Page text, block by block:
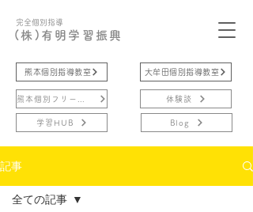
完全個別指導
(株)有明学習振興
熊本個別指導教室
学習HUB
大牟田個別指導教室
体験談
Blog
記事
全ての記事